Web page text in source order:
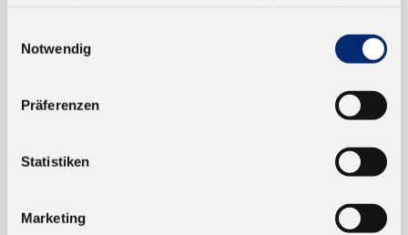
Notwendig
Präferenzen
Statistiken
Marketing
EINFACH BEZAHLEN